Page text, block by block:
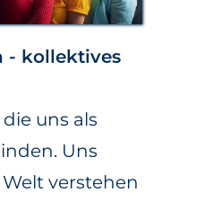
- kollektives
uns als
Uns
verstehen